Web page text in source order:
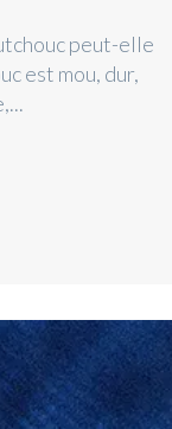
peut-elle
est mou, dur,